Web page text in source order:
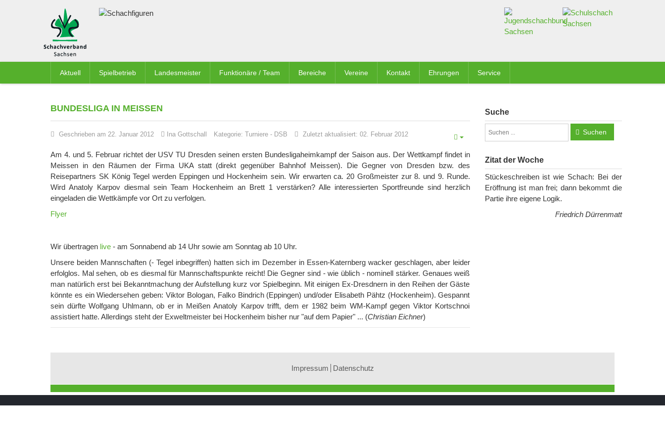
Aktuell Spielbetrieb Landesmeister Funktionäre / Team Bereiche Vereine Kontakt Ehrungen Service
BUNDESLIGA IN MEISSEN
Geschrieben am 22. Januar 2012 Ina Gottschall Kategorie: Turniere - DSB Zuletzt aktualisiert: 02. Februar 2012
Am 4. und 5. Februar richtet der USV TU Dresden seinen ersten Bundesligaheimkampf der Saison aus. Der Wettkampf findet in
Meissen in den Räumen der Firma UKA statt (direkt gegenüber Bahnhof Meissen). Die Gegner von Dresden bzw. des
Reisepartners SK König Tegel werden Eppingen und Hockenheim sein. Wir erwarten ca. 20 Großmeister zur 8. und 9. Runde.
Wird Anatoly Karpov diesmal sein Team Hockenheim an Brett 1 verstärken? Alle interessierten Sportfreunde sind herzlich
eingeladen die Wettkämpfe vor Ort zu verfolgen.
Flyer
Wir übertragen live - am Sonnabend ab 14 Uhr sowie am Sonntag ab 10 Uhr.
Unsere beiden Mannschaften (- Tegel inbegriffen) hatten sich im Dezember in Essen-Katernberg wacker geschlagen, aber leider
erfolglos. Mal sehen, ob es diesmal für Mannschaftspunkte reicht! Die Gegner sind - wie üblich - nominell stärker. Genaues weiß
man natürlich erst bei Bekanntmachung der Aufstellung kurz vor Spielbeginn. Mit einigen Ex-Dresdnern in den Reihen der Gäste
könnte es ein Wiedersehen geben: Viktor Bologan, Falko Bindrich (Eppingen) und/oder Elisabeth Pähtz (Hockenheim). Gespannt
sein dürfte Wolfgang Uhlmann, ob er in Meißen Anatoly Karpov trifft, dem er 1982 beim WM-Kampf gegen Viktor Kortschnoi
assistiert hatte. Allerdings steht der Exweltmeister bei Hockenheim bisher nur "auf dem Papier" ... (Christian Eichner)
Suche
Suchen
Zitat der Woche
Stückeschreiben ist wie Schach: Bei der
Eröffnung ist man frei; dann bekommt die
Partie ihre eigene Logik.
Friedrich Dürrenmatt
Impressum Datenschutz